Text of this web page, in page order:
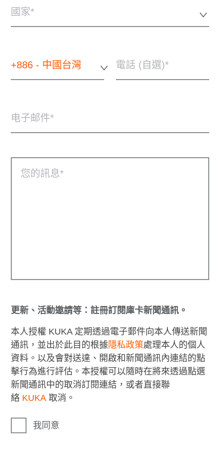
國家*
+886 - 中國台灣 電話 (自選)
电子邮件
您的訊息
更新、活動邀請等：註冊訂閱庫卡新聞通訊。
本人授權 KUKA 定期透過電子郵件向本人傳送新聞
通訊，並出於此目的根據 隱私政策處理本人的個人
資料。以及會對送達、開啟和新聞通訊內連結的點
擊行為進行評估。本授權可以隨時在將來透過點選
新聞通訊中的取消訂閱連結，或者直接聯
絡 KUKA 取消。
我同意